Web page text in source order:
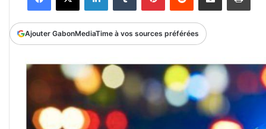
Ajouter GabonMediaTime à vos sources préférées